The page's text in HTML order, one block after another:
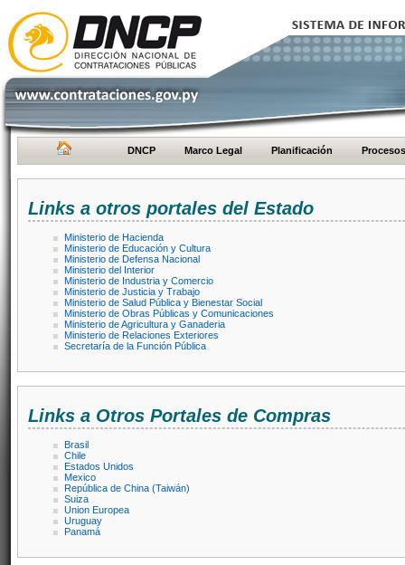
DNCP Marco Legal Planificación Procesos
Links a otros portales del Estado
Ministerio de Hacienda
Ministerio de Educación y Cultura
Ministerio de Defensa Nacional
Ministerio del Interior
Ministerio de Industria y Comercio
Ministerio de Justicia y Trabajo
Ministerio de Salud Pública y Bienestar Social
Ministerio de Obras Públicas y Comunicaciones
Ministerio de Agricultura y Ganaderia
Ministerio de Relaciones Exteriores
Secretaría de la Función Pública
Links a Otros Portales de Compras
Brasil
Chile
Estados Unidos
Mexico
República de China (Taiwán)
Suiza
Union Europea
Uruguay
Panamá